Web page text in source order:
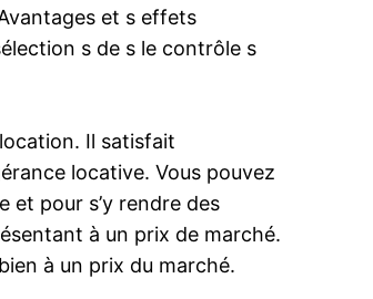
et s effets
s de s le contrôle s
Il satisfait
locative. Vous pouvez
et pour s’y rendre des
à un prix de marché.
à un prix du marché.